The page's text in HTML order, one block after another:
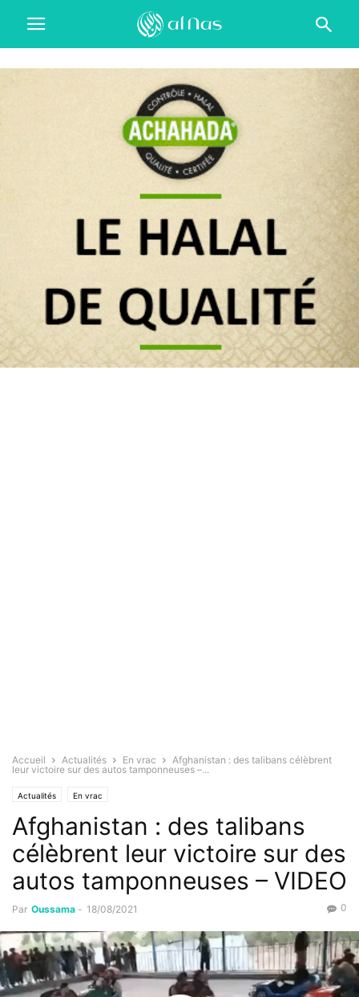
Accueil Actualités En vrac
Afghanistan : des talibans célèbrent
leur victoire sur des autos tamponneuses –...
Actualités En vrac
Afghanistan : des talibans
célèbrent leur victoire sur des
autos tamponneuses – VIDEO
Par Oussama - 18/08/2021 0